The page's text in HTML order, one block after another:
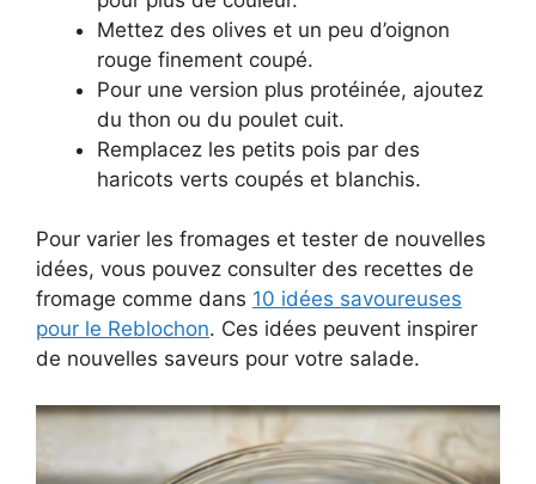
Mettez des olives et un peu d’oignon
rouge finement coupé.
Pour une version plus protéinée, ajoutez
du thon ou du poulet cuit.
Remplacez les petits pois par des
haricots verts coupés et blanchis.
Pour varier les fromages et tester de nouvelles
idées, vous pouvez consulter des recettes de
fromage comme dans 10 idées savoureuses
pour le Reblochon. Ces idées peuvent inspirer
de nouvelles saveurs pour votre salade.